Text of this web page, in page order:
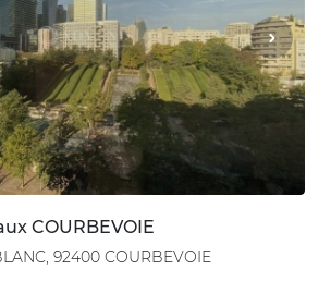
COURBEVOIE
92400 COURBEVOIE